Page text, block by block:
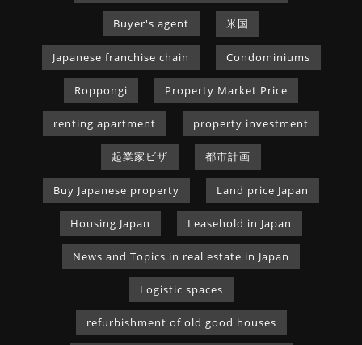
Buyer's agent 米国
Japanese franchise chain Condominiums
Roppongi Property Market Price
renting apartment property investment
起業家ビザ 都市計画
Buy Japanese property Land price Japan
Housing Japan Leasehold in Japan
News and Topics in real estate in Japan
Logistic spaces
refurbishment of old good houses